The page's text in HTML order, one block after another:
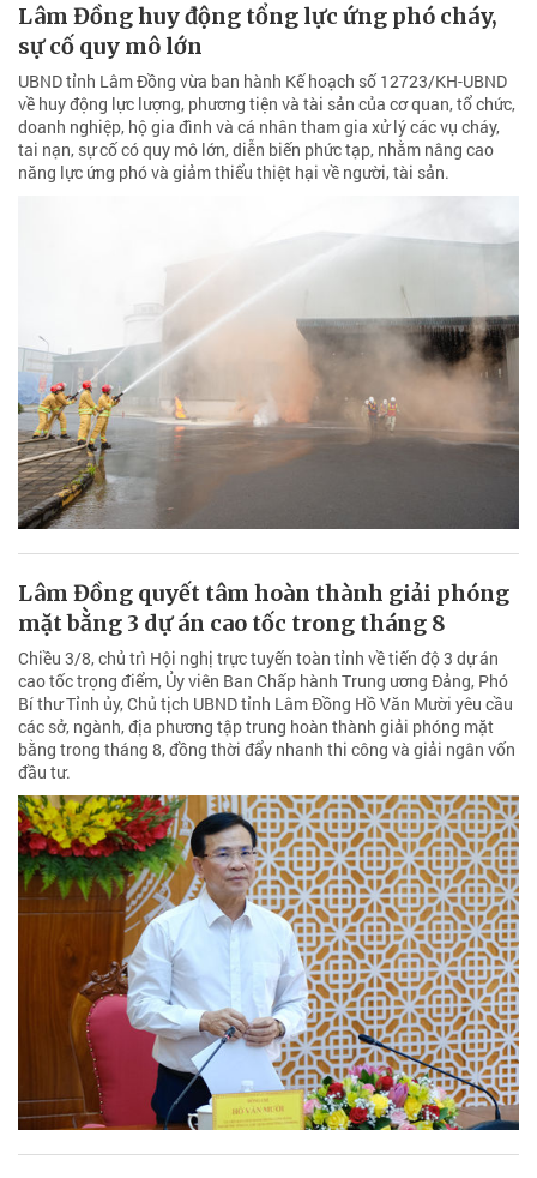
Lâm Đồng huy động tổng lực ứng phó cháy,
sự cố quy mô lớn
UBND tỉnh Lâm Đồng vừa ban hành Kế hoạch số 12723/KH-UBND
về huy động lực lượng, phương tiện và tài sản của cơ quan, tổ chức,
doanh nghiệp, hộ gia đình và cá nhân tham gia xử lý các vụ cháy,
tai nạn, sự cố có quy mô lớn, diễn biến phức tạp, nhằm nâng cao
năng lực ứng phó và giảm thiểu thiệt hại về người, tài sản.
Lâm Đồng quyết tâm hoàn thành giải phóng
mặt bằng 3 dự án cao tốc trong tháng 8
Chiều 3/8, chủ trì Hội nghị trực tuyến toàn tỉnh về tiến độ 3 dự án
cao tốc trọng điểm, Ủy viên Ban Chấp hành Trung ương Đảng, Phó
Bí thư Tỉnh ủy, Chủ tịch UBND tỉnh Lâm Đồng Hồ Văn Mười yêu cầu
các sở, ngành, địa phương tập trung hoàn thành giải phóng mặt
bằng trong tháng 8, đồng thời đẩy nhanh thi công và giải ngân vốn
đầu tư.